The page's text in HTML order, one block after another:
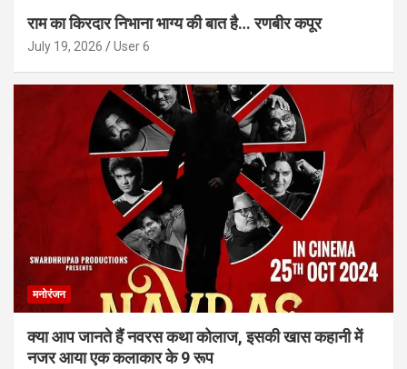
राम का किरदार निभाना भाग्य की बात है… रणबीर कपूर
July 19, 2026 User 6
मनोरंजन
क्या आप जानते हैं नवरस कथा कोलाज, इसकी खास कहानी में
नजर आया एक कलाकार के 9 रूप